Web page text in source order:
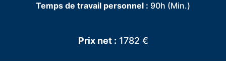
Temps de travail personnel : 90h (Min.)
Prix net : 1782 €